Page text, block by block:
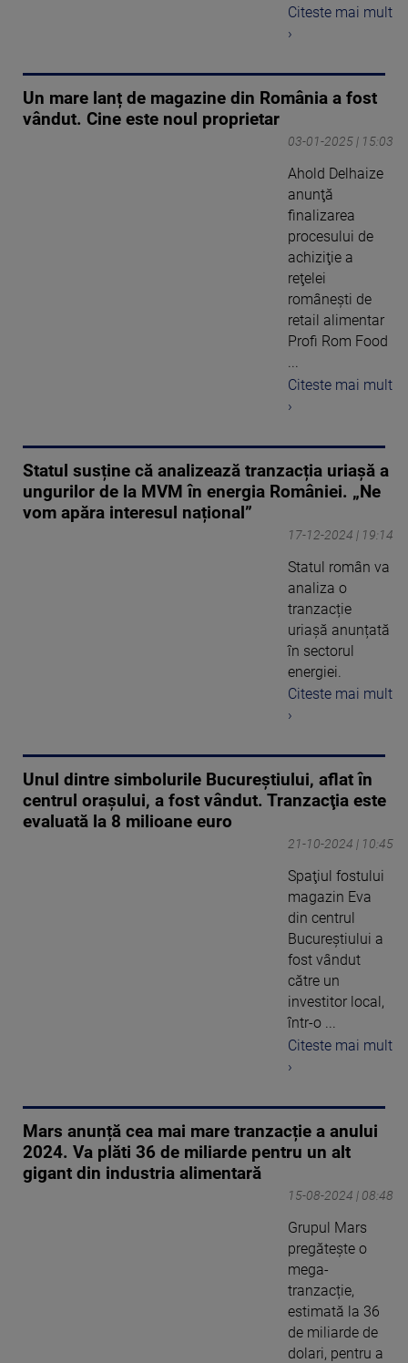
Citeste mai mult
›
Un mare lanț de magazine din România a fost
vândut. Cine este noul proprietar
03-01-2025 | 15:03
Ahold Delhaize
anunţă
finalizarea
procesului de
achiziţie a
reţelei
româneşti de
retail alimentar
Profi Rom Food
...
Citeste mai mult
›
Statul susține că analizează tranzacția uriașă a
ungurilor de la MVM în energia României. „Ne
vom apăra interesul național”
17-12-2024 | 19:14
Statul român va
analiza o
tranzacție
uriașă anunțată
în sectorul
energiei.
Citeste mai mult
›
Unul dintre simbolurile Bucureștiului, aflat în
centrul orașului, a fost vândut. Tranzacţia este
evaluată la 8 milioane euro
21-10-2024 | 10:45
Spaţiul fostului
magazin Eva
din centrul
Bucureştiului a
fost vândut
către un
investitor local,
într-o ...
Citeste mai mult
›
Mars anunță cea mai mare tranzacție a anului
2024. Va plăti 36 de miliarde pentru un alt
gigant din industria alimentară
15-08-2024 | 08:48
Grupul Mars
pregătește o
mega-
tranzacție,
estimată la 36
de miliarde de
dolari, pentru a